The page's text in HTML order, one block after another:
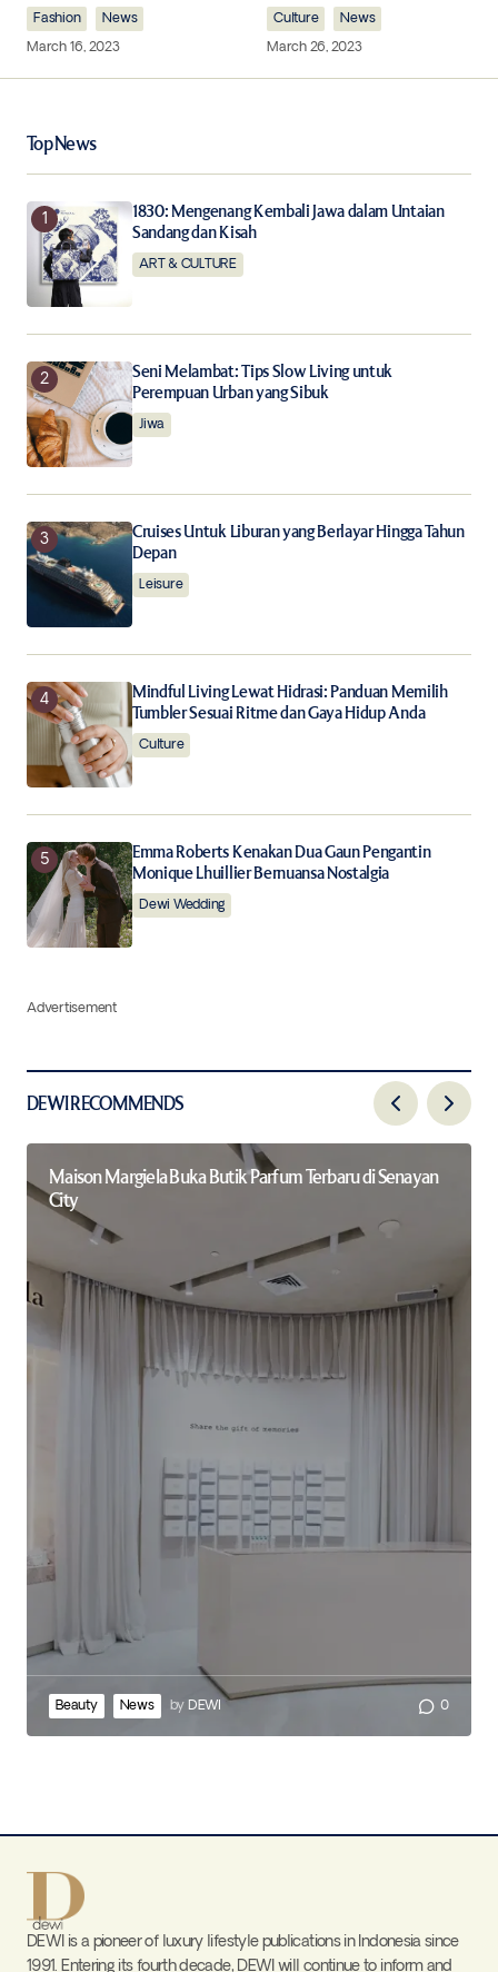
Comment
Your E-mail*
Save my name, email, and website in this browser for
the next time I comment.
Notify me of follow-up comments by email.
Notify me of new posts by email.
Submit Comment
Fashion
News
March 16, 2023
Culture
News
March 26, 2023
Top News
1830: Mengenang Kembali Jawa dalam Untaian
Sandang dan Kisah
ART & CULTURE
Seni Melambat: Tips Slow Living untuk
Perempuan Urban yang Sibuk
Jiwa
Cruises Untuk Liburan yang Berlayar Hingga Tahun
Depan
Leisure
Mindful Living Lewat Hidrasi: Panduan Memilih
Tumbler Sesuai Ritme dan Gaya Hidup Anda
Culture
Emma Roberts Kenakan Dua Gaun Pengantin
Monique Lhuillier Bernuansa Nostalgia
Dewi Wedding
Advertisement
DEWI RECOMMENDS
Maison Margiela Buka Butik Parfum Terbaru di Senayan
City
Beauty News by DEWI 0
DEWI is a pioneer of luxury lifestyle publications in Indonesia since
1991. Entering its fourth decade, DEWI will continue to inform and